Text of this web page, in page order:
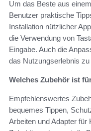
Um das Beste aus
Benutzer praktische
Installation nützlicher
die Verwendung von
Eingabe. Auch die
das Nutzungserlebnis zu
Welches Zubehör ist
Empfehlenswertes
bequemes Tippen,
Arbeiten und Adapter